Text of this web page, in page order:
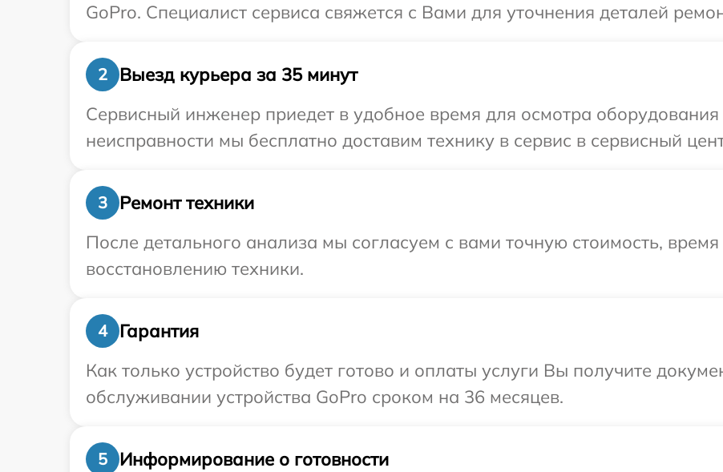
GoPro. Специалист сервиса свяжется с Вами для уточнения деталей
2
Выезд курьера за 35 минут
Сервисный инженер приедет в удобное время для осмотра
неисправности мы бесплатно доставим технику в сервис в сервисный
3
Ремонт техники
После детального анализа мы согласуем с вами точную стоимость,
восстановлению техники.
4
Гарантия
Как только устройство будет готово и оплаты услуги Вы получите
обслуживании устройства GoPro сроком на 36 месяцев.
5
Информирование о готовности